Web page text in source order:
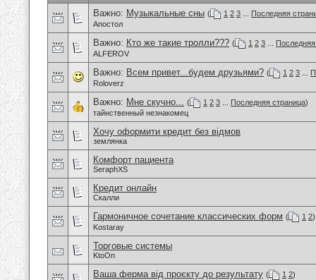
Важно: Музыкальные сны ( 1 2 3
Последняя
Апостол
Важно: Кто же такие тролли??? ( 1 2 3
ALFEROV
Важно: Всем привет...будем друзьями? ( 1 2 3
Roloverz
Важно: Мне скучно... ( 1 2 3 Последняя страница)
тайнственный незнакомец
Хочу оформити кредит без відмов
землянка
Комфорт пациента
SeraphXS
Кредит онлайн
Скалли
Гармоничное сочетание классических форм ( 1 2)
Kostaray
Торговые системы
KtoOn
Ваша ферма від проєкту до результату ( 1 2)